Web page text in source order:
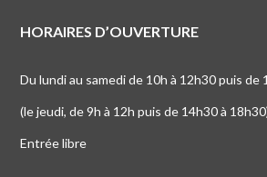
HORAIRES D’OUVERTURE
Du lundi au samedi de 10h à 12h30 puis de
(le jeudi, de 9h à 12h puis de 14h30 à
Entrée libre